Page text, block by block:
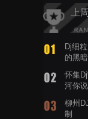
上
Dj细
的黑
怀集
河你
柳州
制